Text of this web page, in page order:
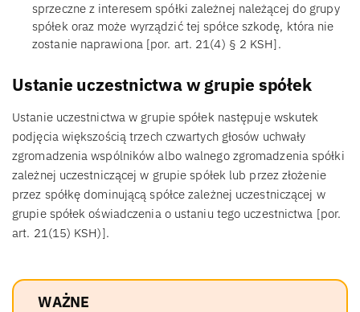
sprzeczne z interesem spółki zależnej należącej do grupy
spółek oraz może wyrządzić tej spółce szkodę, która nie
zostanie naprawiona [por. art. 21(4) § 2 KSH].
Ustanie uczestnictwa w grupie spółek
Ustanie uczestnictwa w grupie spółek następuje wskutek
podjęcia większością trzech czwartych głosów uchwały
zgromadzenia wspólników albo walnego zgromadzenia spółki
zależnej uczestniczącej w grupie spółek lub przez złożenie
przez spółkę dominującą spółce zależnej uczestniczącej w
grupie spółek oświadczenia o ustaniu tego uczestnictwa [por.
art. 21(15) KSH)].
WAŻNE